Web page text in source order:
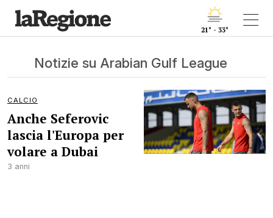
21° - 33°
Notizie su Arabian Gulf League
CALCIO
Anche Seferovic
lascia l'Europa per
volare a Dubai
3 anni